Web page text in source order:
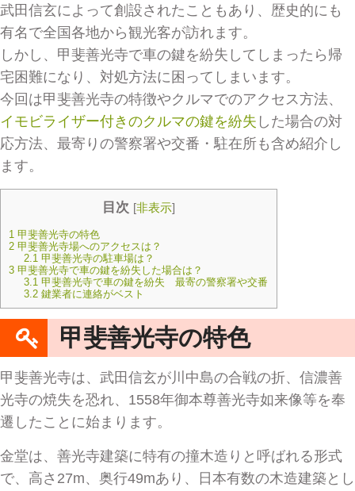
武田信玄によって創設されたこともあり、歴史的にも
有名で全国各地から観光客が訪れます。
しかし、甲斐善光寺で車の鍵を紛失してしまったら帰
宅困難になり、対処方法に困ってしまいます。
今回は甲斐善光寺の特徴やクルマでのアクセス方法、
イモビライザー付きのクルマの鍵を紛失 した場合の対
応方法、最寄りの警察署や交番・駐在所も含め紹介し
ます。
目次 [非表示]
1 甲斐善光寺の特色
2 甲斐善光寺場へのアクセスは？
2.1 甲斐善光寺の駐車場は？
3 甲斐善光寺で車の鍵を紛失した場合は？
3.1 甲斐善光寺で車の鍵を紛失 最寄の警察署や交番
3.2 鍵業者に連絡がベスト
甲斐善光寺の特色
甲斐善光寺は、武田信玄が川中島の合戦の折、信濃善
光寺の焼失を恐れ、1558年御本尊善光寺如来像等を奉
遷したことに始まります。
金堂は、善光寺建築に特有の撞木造りと呼ばれる形式
で、高さ27m、奥行49mあり、日本有数の木造建築とし